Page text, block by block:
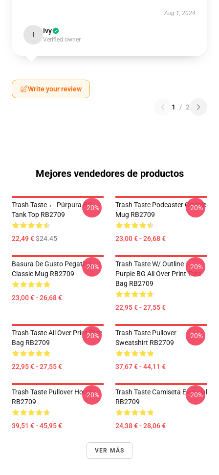
Aug 1, 2024
I Ivy
Verified owner
Write your review
1 / 2
Mejores vendedores de productos
Trash Taste ← Púrpura BG
Tank Top RB2709
22,49 €$24.45
-20%
Trash Taste Podcaster Classic
Mug RB2709
23,00 € - 26,68 €
-20%
Basura De Gusto Pegatina
Classic Mug RB2709
23,00 € - 26,68 €
-20%
Trash Taste W/ Outline |
Purple BG All Over Print Tote
Bag RB2709
22,95 € - 27,55 €
-20%
Trash Taste All Over Print Tote
Bag RB2709
22,95 € - 27,55 €
-20%
Trash Taste Pullover
Sweatshirt RB2709
37,67 € - 44,11 €
-20%
Trash Taste Pullover Hoodie
RB2709
39,51 € - 45,95 €
-20%
Trash Taste Camiseta Esencial
RB2709
24,38 € - 28,06 €
-20%
VER MÁS